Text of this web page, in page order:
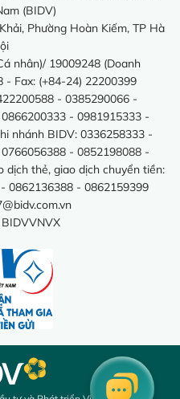
(BIDV)
Phường Hoàn Kiếm, TP Hà
nhân)/ 19009248 (Doanh
- Fax: (+84-24) 22200399
- 0385290066 -
- 0981915333 -
nhánh BIDV: 0336258333 -
- 0852198088 -
dịch thẻ, giao dịch chuyển tiền:
0862136388 - 0862159399